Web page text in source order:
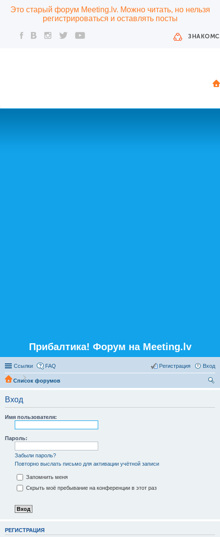
Это старый форум Meeting.lv. Можно читать, но нельзя
регистрироваться и оставлять посты
Прибалтика! Форум на Meeting.lv
Ссылки FAQ Вход
Регистрация
Список форумов
Вход
Имя пользователя:
Пароль:
Забыли пароль?
Повторно выслать письмо для активации учётной записи
Запомнить меня
Скрыть моё пребывание на конференции в этот раз
РЕГИСТРАЦИЯ